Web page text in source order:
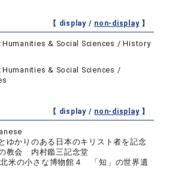
【 display / non-display】
Humanities & Social Sciences / History
Humanities & Social Sciences /
【 display / non-display】
ゆかりのある日本のキリスト者を記念
教会 内村鑑三記念堂
北米の小さな博物館４ 「知」の世界遺